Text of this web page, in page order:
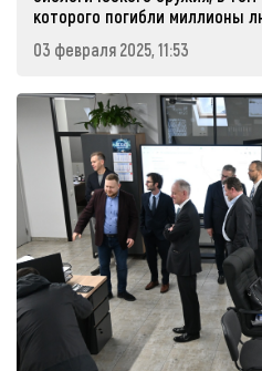
которого погибли миллионы
03 февраля 2025, 11:53